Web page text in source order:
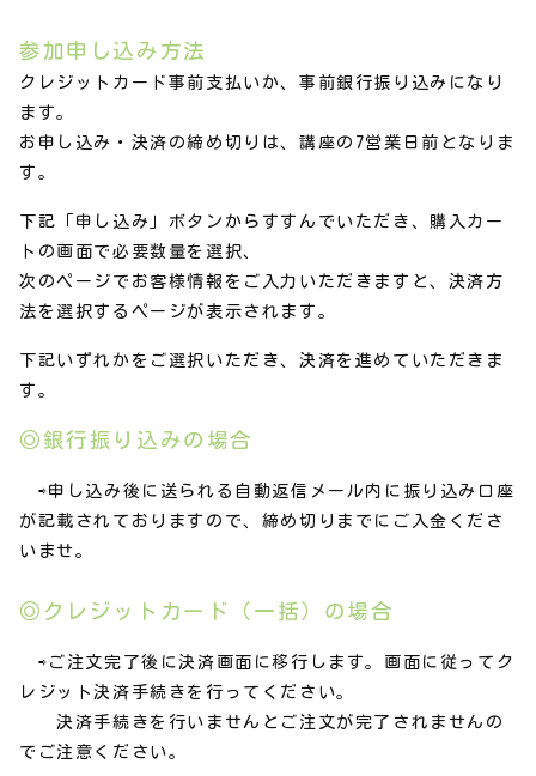
参加申し込み方法
クレジットカード事前支払いか、事前銀行振り込みになり
ます。
お申し込み・決済の締め切りは、講座の7営業日前となりま
す。
下記「申し込み」ボタンからすすんでいただき、購入カー
トの画面で必要数量を選択、
次のページでお客様情報をご入力いただきますと、決済方
法を選択するページが表示されます。
下記いずれかをご選択いただき、決済を進めていただきま
す。
◎銀行振り込みの場合
⇨申し込み後に送られる自動返信メール内に振り込み口座
が記載されておりますので、締め切りまでにご入金くださ
いませ。
◎クレジットカード（一括）の場合
⇨ご注文完了後に決済画面に移行します。画面に従ってク
レジット決済手続きを行ってください。
決済手続きを行いませんとご注文が完了されませんの
でご注意ください。